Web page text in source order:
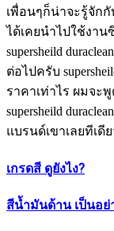
เพื่อนๆก็น่าจะรู้จักกั
ได้เคยนำไปใช้งาน
supersheild
ต่อไปครับ
ราคาเท่าไร ผมจะ
supersheild
แบรนด์เขาเลยทีเดีย
เกรดสี ดูยังไง?
สีน้ำมันด้าน เป็นอย่